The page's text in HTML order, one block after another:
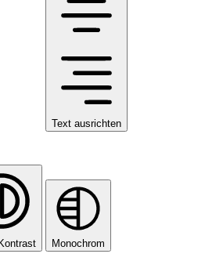
Text ausrichten
Monochrom